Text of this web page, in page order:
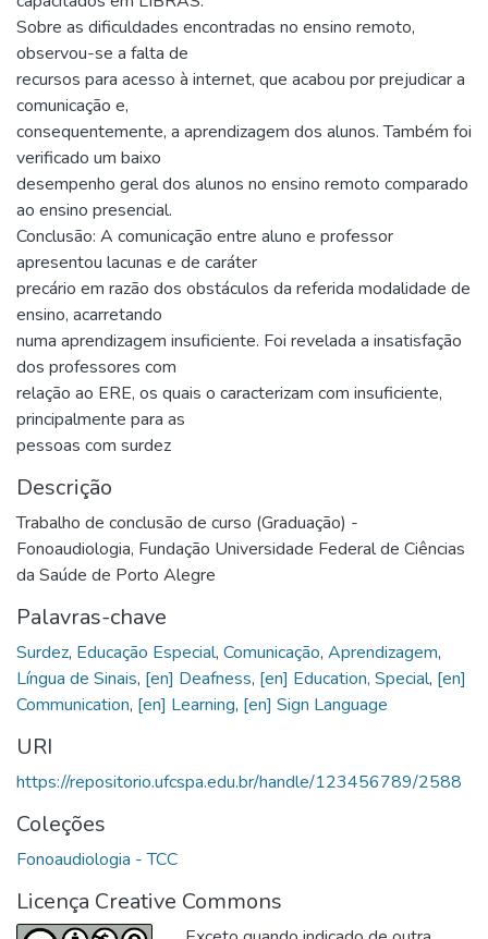
Sobre as dificuldades encontradas no ensino remoto,
observou-se a falta de
recursos para acesso à internet, que acabou por prejudicar a
comunicação e,
consequentemente, a aprendizagem dos alunos. Também foi
verificado um baixo
desempenho geral dos alunos no ensino remoto comparado
ao ensino presencial.
Conclusão: A comunicação entre aluno e professor
apresentou lacunas e de caráter
precário em razão dos obstáculos da referida modalidade de
ensino, acarretando
numa aprendizagem insuficiente. Foi revelada a insatisfação
dos professores com
relação ao ERE, os quais o caracterizam com insuficiente,
principalmente para as
pessoas com surdez
Descrição
Trabalho de conclusão de curso (Graduação) -
Fonoaudiologia, Fundação Universidade Federal de Ciências
da Saúde de Porto Alegre
Palavras-chave
Surdez, Educação Especial, Comunicação, Aprendizagem,
Língua de Sinais, [en] Deafness, [en] Education, Special, [en]
Communication, [en] Learning, [en] Sign Language
URI
https://repositorio.ufcspa.edu.br/handle/123456789/2588
Coleções
Fonoaudiologia - TCC
Licença Creative Commons